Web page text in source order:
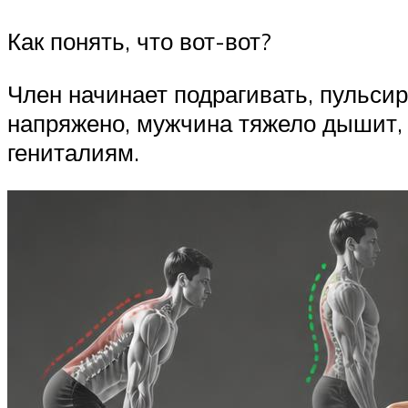
Как понять, что вот-вот?
Член начинает подрагивать,
напряжено, мужчина тяжело дышит,
гениталиям.